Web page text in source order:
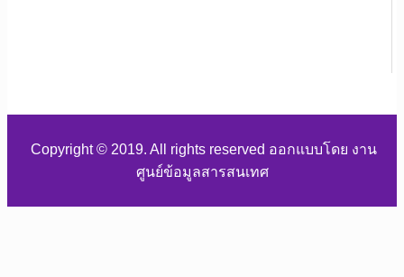
Copyright © 2019. All rights reserved ออกแบบโดย งาน
ศูนย์ข้อมูลสารสนเทศ